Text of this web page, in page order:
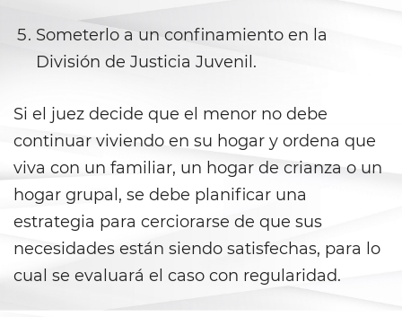
Delitos Violentos
Aumento de Sentencia para
Pandillas
Disuadir a un Testigo
Homicidio
Homicidio Involuntario
Someterlo a un confinamiento en la
División de Justicia Juvenil.
Si el juez decide que el menor no debe
continuar viviendo en su hogar y ordena que
viva con un familiar, un hogar de crianza o un
hogar grupal, se debe planificar una
estrategia para cerciorarse de que sus
necesidades están siendo satisfechas, para lo
cual se evaluará el caso con regularidad.